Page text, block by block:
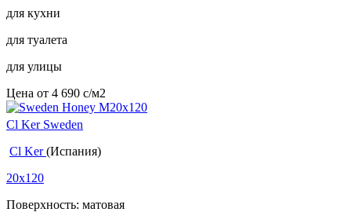
для кухни
для туалета
для улицы
Цена от 4 690 c/м2
Cl Ker Sweden
Cl Ker(Испания)
20x120
Поверхность: матовая